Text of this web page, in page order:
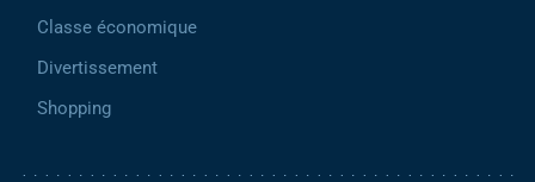
Classe économique
Divertissement
Shopping